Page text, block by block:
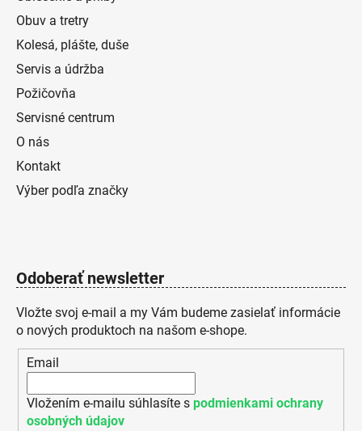
Obuv a tretry
Kolesá, plášte, duše
Servis a údržba
Požičovňa
Servisné centrum
O nás
Kontakt
Výber podľa značky
Odoberať newsletter
Vložte svoj e-mail a my Vám budeme zasielať informácie
o nových produktoch na našom e-shope.
Email
Vložením e-mailu súhlasíte s podmienkami ochrany
osobných údajov